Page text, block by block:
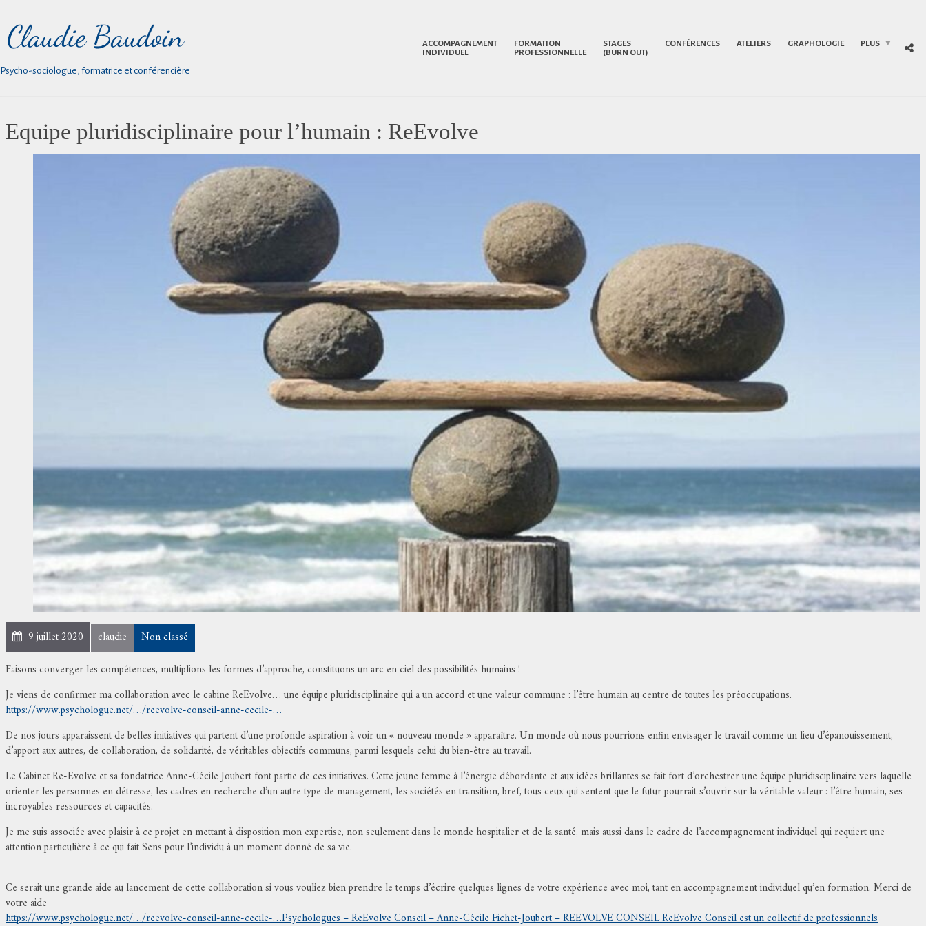
Psycho-sociologue, formatrice et conférencière
ACCOMPAGNEMENT
INDIVIDUEL
FORMATION
PROFESSIONNELLE
STAGES
(BURN OUT)
CONFÉRENCES ATELIERS GRAPHOLOGIE PLUS
Equipe pluridisciplinaire pour l’humain : ReEvolve
9 juillet 2020 claudie
Non classé
Faisons converger les compétences, multiplions les formes d’approche, constituons un arc en ciel des possibilités humains !
Je viens de confirmer ma collaboration avec le cabine ReEvolve… une équipe pluridisciplinaire qui a un accord et une valeur commune : l’être humain au centre de toutes les préoccupations.
https://www.psychologue.net/…/reevolve-conseil-anne-cecile-…
De nos jours apparaissent de belles initiatives qui partent d’une profonde aspiration à voir un « nouveau monde » apparaître. Un monde où nous pourrions enfin envisager le travail comme un lieu d’épanouissement,
d’apport aux autres, de collaboration, de solidarité, de véritables objectifs communs, parmi lesquels celui du bien-être au travail.
Le Cabinet Re-Evolve et sa fondatrice Anne-Cécile Joubert font partie de ces initiatives. Cette jeune femme à l’énergie débordante et aux idées brillantes se fait fort d’orchestrer une équipe pluridisciplinaire vers laquelle
orienter les personnes en détresse, les cadres en recherche d’un autre type de management, les sociétés en transition, bref, tous ceux qui sentent que le futur pourrait s’ouvrir sur la véritable valeur : l’être humain, ses
incroyables ressources et capacités.
Je me suis associée avec plaisir à ce projet en mettant à disposition mon expertise, non seulement dans le monde hospitalier et de la santé, mais aussi dans le cadre de l’accompagnement individuel qui requiert une
attention particulière à ce qui fait Sens pour l’individu à un moment donné de sa vie.
Ce serait une grande aide au lancement de cette collaboration si vous vouliez bien prendre le temps d’écrire quelques lignes de votre expérience avec moi, tant en accompagnement individuel qu’en formation. Merci de
votre aide
https://www.psychologue.net/…/reevolve-conseil-anne-cecile-…Psychologues – ReEvolve Conseil – Anne-Cécile Fichet-Joubert – REEVOLVE CONSEIL ReEvolve Conseil est un collectif de professionnels